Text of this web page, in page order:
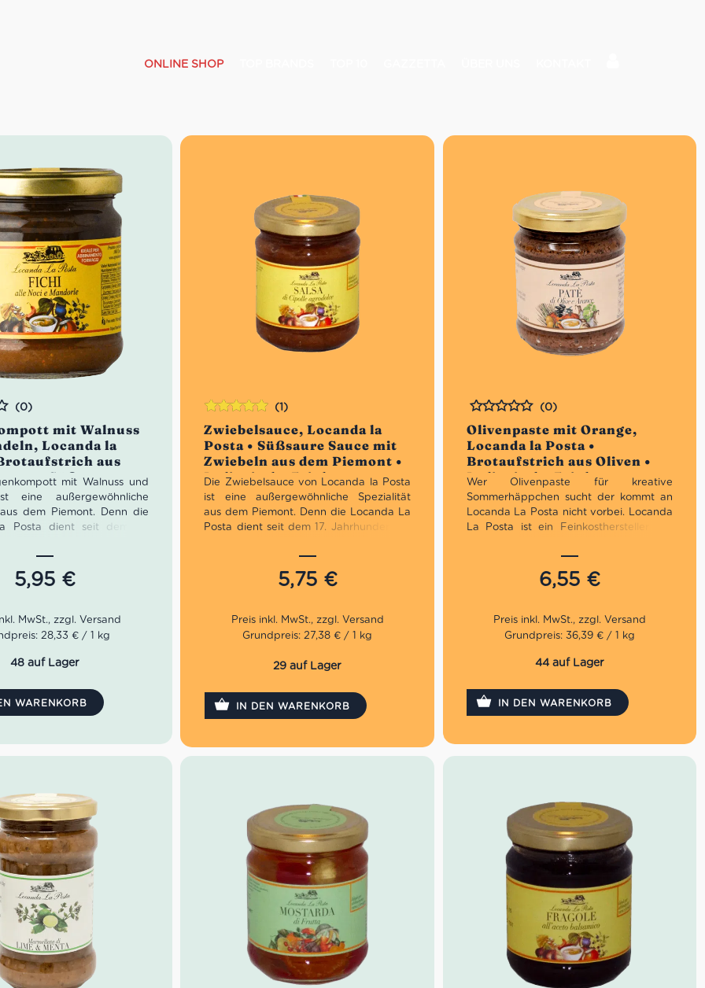
ONLINE SHOP
mit Walnuss
Locanda la
aus
• Süßes aus
(0)
mit Walnuss und
eine außergewöhnliche
dem Piemont. Denn die
Posta dient seit dem 17.
Durchreisende. Seit vielen
verwöhnt die Familie
ihre Gäste mit vorzüglichen
nach allen Regeln der
die reisenden Gäste
begann die Familie
5,95 €
28,33 € / 1 kg
48 auf Lager
WARENKORB
Zwiebelsauce, Locanda la
Posta • Süßsaure Sauce mit
Zwiebeln aus dem Piemont •
Italienische Feinkost
(1)
Die Zwiebelsauce von Locanda la Posta
ist eine außergewöhnliche Spezialität
aus dem Piemont. Denn die Locanda La
Posta dient seit dem 17. Jahrhundert als
Durchreisende. Seit vielen Generationen
verwöhnt die Familie Genovesio ihre
Gäste mit vorzüglichen Speisen und
Regeln der Kunst. Damit die reisenden
Gäste genügend Proviant mit adäquater
Genovesio ihre Leckereien in Gläser zu
5,75 €
Bewertet
mit5.00von
5
Grundpreis: 27,38 € / 1 kg
29 auf Lager
IN DEN WARENKORB
Olivenpaste mit Orange,
Locanda la Posta •
Brotaufstrich aus Oliven •
Italienische Feinkost
Bewertet
(0)
Wer Olivenpaste für kreative
Sommerhäppchen sucht der kommt an
Locanda La Posta nicht vorbei. Locanda
La Posta ist ein Feinkosthersteller aus
Spezialitäten in Premium Varianten
anbietet. Diese Olivenpaste mit
Orangenschalen ist ein gelungener Twist
ausgesuchten Zutaten auf! Auf
geröstetes Brot gestrichen zergeht diese
Für Vegetarier geeignet
Ideal als Vorspeise und Aperitiv
Verfeinert Deine Gerichte
6,55 €
Grundpreis: 36,39 € / 1 kg
44 auf Lager
IN DEN WARENKORB